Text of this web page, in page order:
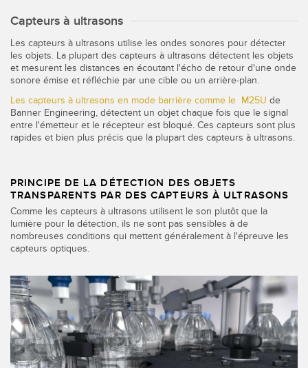
Capteurs à ultrasons
Les capteurs à ultrasons utilise les ondes sonores pour détecter
les objets. La plupart des capteurs à ultrasons détectent les objets
et mesurent les distances en écoutant l'écho de retour d'une onde
sonore émise et réfléchie par une cible ou un arrière-plan.
Les capteurs à ultrasons en mode barrière comme le M25U de
Banner Engineering, détectent un objet chaque fois que le signal
entre l'émetteur et le récepteur est bloqué. Ces capteurs sont plus
rapides et bien plus précis que la plupart des capteurs à ultrasons.
PRINCIPE DE LA DÉTECTION DES OBJETS
TRANSPARENTS PAR DES CAPTEURS À ULTRASONS
Comme les capteurs à ultrasons utilisent le son plutôt que la
lumière pour la détection, ils ne sont pas sensibles à de
nombreuses conditions qui mettent généralement à l'épreuve les
capteurs optiques.